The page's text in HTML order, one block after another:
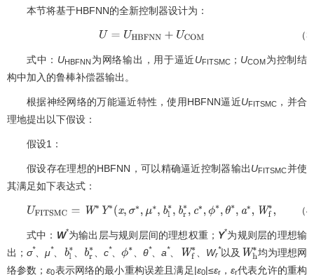
本节将基于HBFNN的全新控制器设计为：
U=UHBFN N+UCOM （
式中： UHBFNN 为网络输出，用于逼近UFITSMC ； UCOM 为控制结
构中加入的鲁棒补偿器输出。
根据神经网络的万能逼近特性，使用HBFNN逼近UFITSMC ，并合
理地提出以下假设：
假设1：
假设存在理想的HBFNN，可以精确逼近控制器输出UFITSMC并使
其满足如下表达式：
UFIT SM C= W∗ Y∗ (x σ∗ μ ∗ ,bl∗, b ∗,c ∗,ϕ ∗,θ ∗,a∗ W
（
式中： W*为输出层与规则层间的理想权重； Y*为规则层的理想输
出；σ* 、μ*
bl∗ b r∗
c*、 ϕ∗
、θ* 、a*
Wf∗
Wr
*以及 Wh∗
均为理想网
络参数；ε0表示网络的最小重构误差且满足|ε0|≤εr， εr代表允许的重构